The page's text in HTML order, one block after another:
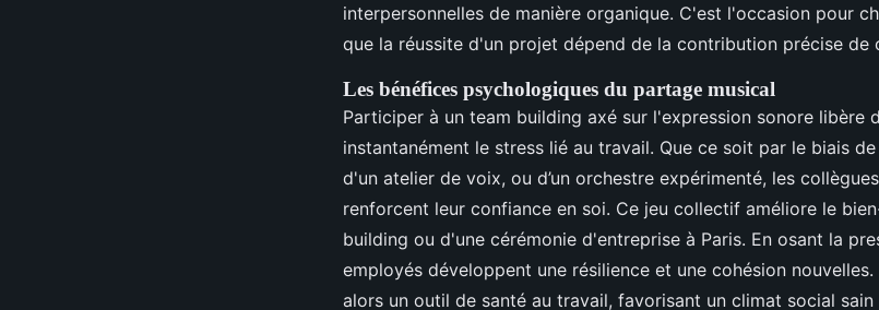
interpersonnelles de manière organique. C'est l'occasion pour
que la réussite d'un projet dépend de la contribution précise de
Les bénéfices psychologiques du partage musical
Participer à un team building axé sur l'expression sonore libère
instantanément le stress lié au travail. Que ce soit par le biais
d'un atelier de voix, ou d’un orchestre expérimenté, les
renforcent leur confiance en soi. Ce jeu collectif améliore le
building ou d'une cérémonie d'entreprise à Paris. En osant la
employés développent une résilience et une cohésion
alors un outil de santé au travail, favorisant un climat social sain